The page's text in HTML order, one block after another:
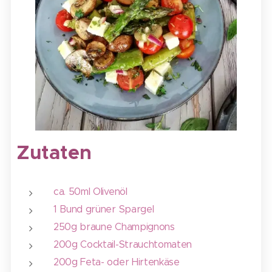
Zutaten
ca. 50ml Olivenöl
1 Bund grüner Spargel
250g braune Champignons
200g Cocktail-Strauchtomaten
200g Feta- oder Hirtenkäse